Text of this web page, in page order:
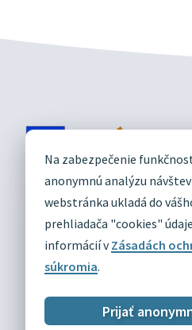
Na zabezpečenie
anonymnú analýzu
webstránka ukladá do
prehliadača "cookies"
informácií vZásadách
súkromia.
Prijať
DIVÍN
OFICIÁLNE
Technický prevádzkovateľ:
Správca obsahu:Obec Divín
Posledná aktualizácia:
Mapa
Zásady ochrany osobných